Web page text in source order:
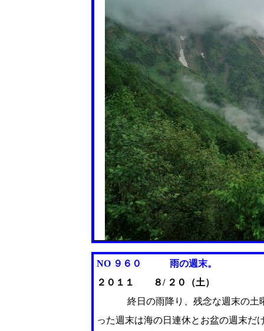
NO ９６０ 雨の週末。
２０１１ ８/ ２０（土）
終日の雨降り、残念な週末の土曜
った週末は海の日連休とお盆の週末だ